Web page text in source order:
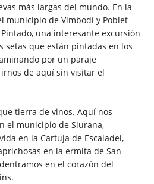
más largas del mundo. En la
municipio de Vimbodí y Poblet
una interesante excursión
setas que están pintadas en los
por un paraje
de aquí sin visitar el
tierra de vinos. Aquí nos
el municipio de Siurana,
en la Cartuja de Escaladei,
en la ermita de San
en el corazón del